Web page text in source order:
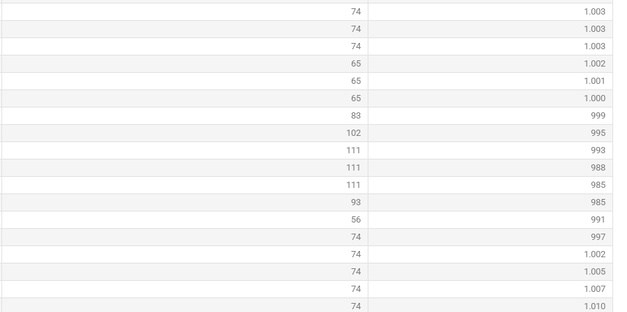
74
1.003
74
1.003
74
1.003
65
1.002
65
1.001
65
1.000
83
999
102
995
111
993
111
988
111
985
93
985
56
991
74
997
74
1.002
74
1.005
74
1.007
74
1.010